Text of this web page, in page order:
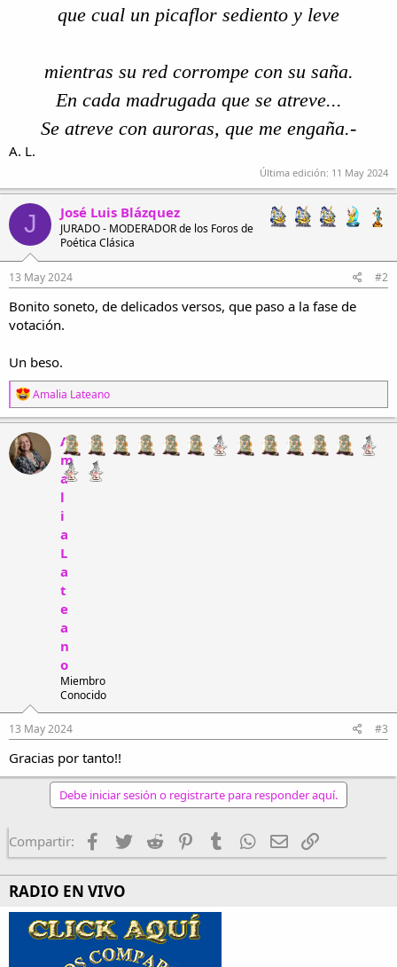
que cual un picaflor sediento y leve
mientras su red corrompe con su saña.
En cada madrugada que se atreve...
Se atreve con auroras, que me engaña.-
A. L.
Última edición: 11 May 2024
J José Luis Blázquez
JURADO - MODERADOR de los Foros de
Poética Clásica
13 May 2024 #2
Bonito soneto, de delicados versos, que paso a la fase de
votación.
Un beso.
R
e
a
c
c
i
o
Amalia Lateano
A
m
a
l
i
a
L
a
t
e
a
n
o
Miembro
Conocido
13 May 2024 #3
Gracias por tanto!!
Debe iniciar sesión o registrarte para responder aquí.
Compartir: Facebook
TwitterReddit PinterestTumblrWhatsApp
EmailEnlace
RADIO EN VIVO